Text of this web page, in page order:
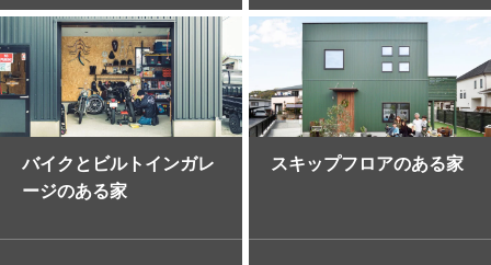
バイクとビルトインガレ
ージのある家
スキップフロアのある家